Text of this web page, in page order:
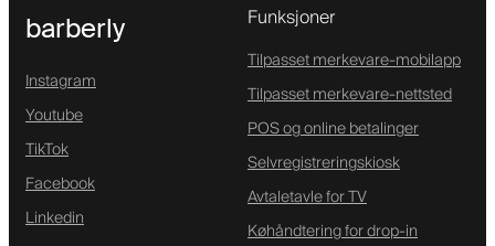
barberly
Instagram
Youtube
TikTok
Facebook
Linkedin
Funksjoner
Tilpasset merkevare-mobilapp
Tilpasset merkevare-nettsted
POS og online betalinger
Selvregistreringskiosk
Avtaletavle for TV
Køhåndtering for drop-in